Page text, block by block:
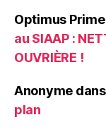
Optimus Prime
au SIAAP :
OUVRIÈRE !
Anonyme dans
plan